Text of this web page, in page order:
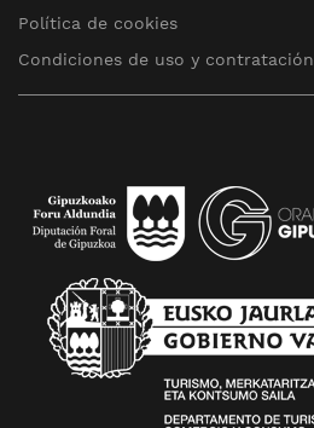
Política de cookies
Condiciones de uso y contratación